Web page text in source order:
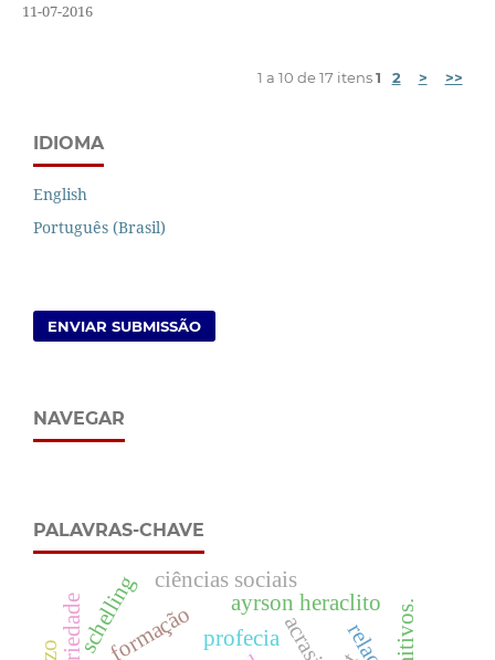
11-07-2016
1 a 10 de 17 itens1 2 > >>
IDIOMA
English
Português (Brasil)
ENVIAR SUBMISSÃO
NAVEGAR
PALAVRAS-CHAVE
profeciaacrasia
formação
schelling ayrson heraclito
ciências sociais
seriedade